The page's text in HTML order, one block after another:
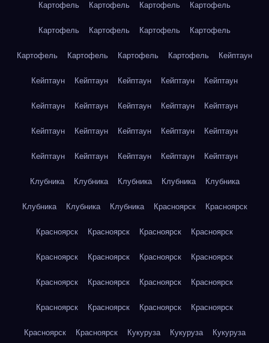
Картофель Картофель Картофель Картофель
Картофель Картофель Картофель Картофель
Картофель Картофель Картофель Картофель Кейптаун
Кейптаун Кейптаун Кейптаун Кейптаун Кейптаун
Кейптаун Кейптаун Кейптаун Кейптаун Кейптаун
Кейптаун Кейптаун Кейптаун Кейптаун Кейптаун
Кейптаун Кейптаун Кейптаун Кейптаун Кейптаун
Клубника Клубника Клубника Клубника Клубника
Клубника Клубника Клубника Красноярск Красноярск
Красноярск Красноярск Красноярск Красноярск
Красноярск Красноярск Красноярск Красноярск
Красноярск Красноярск Красноярск Красноярск
Красноярск Красноярск Красноярск Красноярск
Красноярск Красноярск Кукуруза Кукуруза Кукуруза